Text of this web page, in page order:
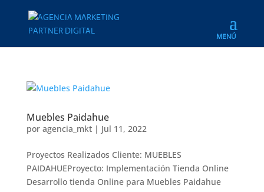
Muebles Paidahue
por agencia_mkt| Jul 11, 2022
Proyectos Realizados Cliente: MUEBLES
PAIDAHUEProyecto: Implementación Tienda Online
Desarrollo tienda Online para Muebles Paidahue